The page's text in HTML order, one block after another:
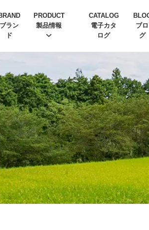
ブラン
ド
PRODUCT
製品情報
CATALOG
電子カタ
ログ
ブロ
グ